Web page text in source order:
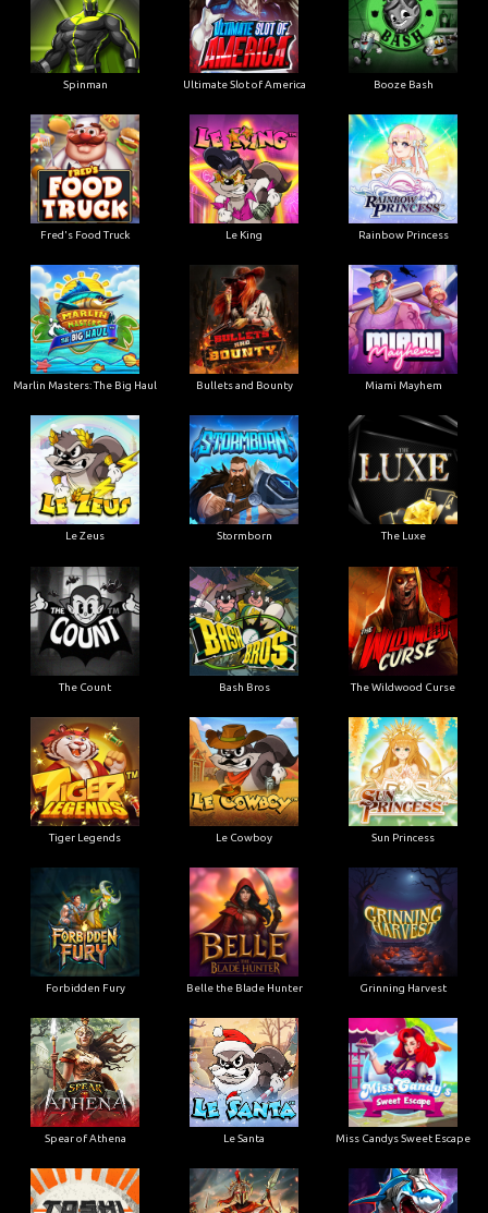
Spinman Ultimate Slot of America Booze Bash
Fred's Food Truck Le King Rainbow Princess
Marlin Masters: The Big Haul Bullets and Bounty Miami Mayhem
Le Zeus Stormborn The Luxe
The Count Bash Bros The Wildwood Curse
Tiger Legends Le Cowboy Sun Princess
Forbidden Fury Belle the Blade Hunter Grinning Harvest
Spear of Athena Le Santa Miss Candys Sweet Escape